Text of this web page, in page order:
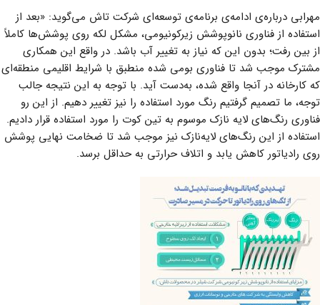
مهرابی درباره‌ی ادامه‌ی برنامه‌ی توسعه‌ای شرکت تاش می‌گوید: «بعد از
استفاده از فناوری نانوپوشش زیرکونیومی، مشکل لکه روی پوشش‌ها کاملاً
از بین رفت؛ بدون این که نیاز به تغییر آب باشد. در واقع این همکاری
مشترک موجب شد تا فناوری بومی شده منطبق با شرایط اقلیمی منطقه‌ای
که کارخانه در آنجا واقع شده، به‌دست آید. با توجه به این نتیجه جالب
توجه، ما تصمیم گرفتیم رنگ مورد استفاده را نیز تغییر دهیم. از این رو
فناوری رنگ‌های لایه نازک موسوم به تین کوت را مورد استفاده قرار دادیم.
استفاده از این رنگ‌های لایه‌نازک نیز موجب شد تا ضخامت نهایی پوشش
روی رادیاتور کاهش یابد و اتلاف حرارتی به حداقل برسد.